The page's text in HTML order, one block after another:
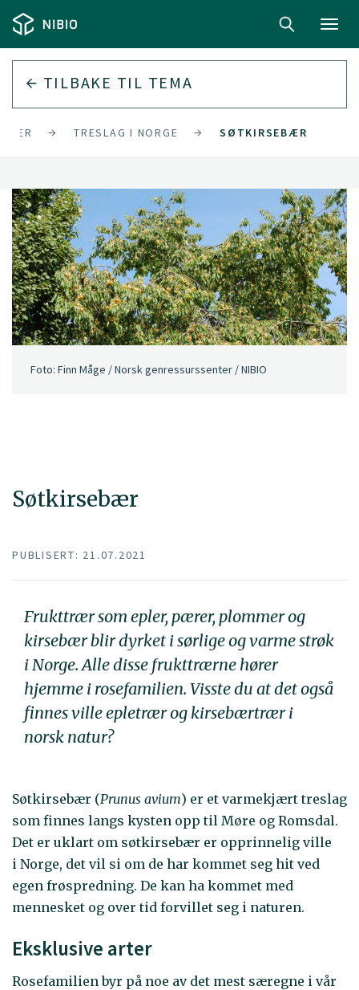
TILBAKE TIL TEMA
TRESLAG I NORGE SØTKIRSEBÆR
Søtkirsebær
Foto: Finn Måge / Norsk genressurssenter / NIBIO
PUBLISERT: 21.07.2021
Frukttrær som epler, pærer, plommer og
kirsebær blir dyrket i sørlige og varme strøk
i Norge. Alle disse frukttrærne hører
hjemme i rosefamilien. Visste du at det også
finnes ville epletrær og kirsebærtrær i
norsk natur?
Søtkirsebær (Prunus avium) er et varmekjært treslag
som finnes langs kysten opp til Møre og Romsdal.
Det er uklart om søtkirsebær er opprinnelig ville
i Norge, det vil si om de har kommet seg hit ved
egen frøspredning. De kan ha kommet med
mennesket og over tid forvillet seg i naturen.
Eksklusive arter
Rosefamilien byr på noe av det mest særegne i vår